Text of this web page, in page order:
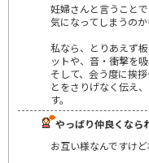
妊婦さんと言うこと
気になってしまうのか
私なら、とりあえず
ットや、音・衝撃を
そして、会う度に挨
とをさりげなく伝え
す。
やっぱり仲良くなら
お互い様なんですけど